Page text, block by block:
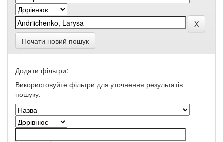
Почати новий пошук
Додати фільтри:
Використовуйте фільтри для уточнення результатів
пошуку.